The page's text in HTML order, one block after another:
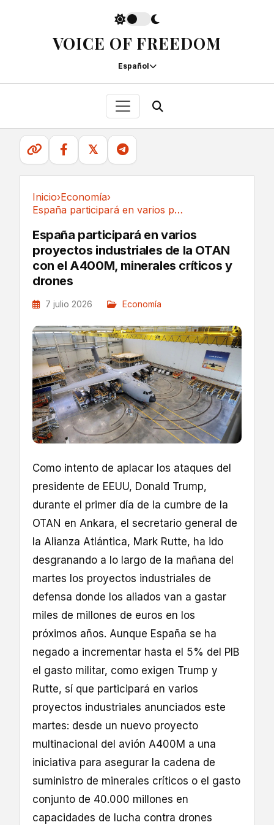
VOICE OF FREEDOM
Español
𝕏
Inicio›Economía›
España participará en varios proyectos...
España participará en varios
proyectos industriales de la OTAN
con el A400M, minerales críticos y
drones
7 julio 2026 Economía
Como intento de aplacar los ataques del
presidente de EEUU, Donald Trump,
durante el primer día de la cumbre de la
OTAN en Ankara, el secretario general de
la Alianza Atlántica, Mark Rutte, ha ido
desgranando a lo largo de la mañana del
martes los proyectos industriales de
defensa donde los aliados van a gastar
miles de millones de euros en los
próximos años. Aunque España se ha
negado a incrementar hasta el 5% del PIB
el gasto militar, como exigen Trump y
Rutte, sí que participará en varios
proyectos industriales anunciados este
martes: desde un nuevo proyecto
multinacional del avión A400M a una
iniciativa para asegurar la cadena de
suministro de minerales críticos o el gasto
conjunto de 40.000 millones en
capacidades de lucha contra drones